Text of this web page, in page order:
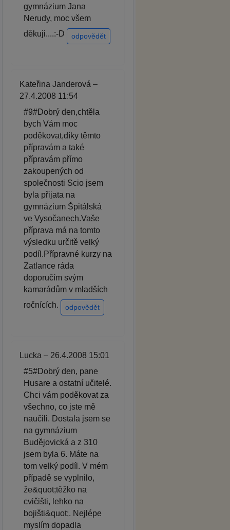
gymnázium Jana
Nerudy, moc všem
děkuji....:-D
odpovědět
Kateřina Janderová –
27.4.2008 11:54
#9#Dobrý den,chtěla
bych Vám moc
poděkovat,díky těmto
přípravám a také
přípravám přímo
zakoupených od
společnosti Scio jsem
byla přijata na
gymnázium Špitálská
ve Vysočanech.Vaše
příprava má na tomto
výsledku určitě velký
podíl.Přípravné kurzy na
Zatlance ráda
doporučím svým
kamarádům v mladších
ročnících.
odpovědět
Lucka – 26.4.2008 15:01
#5#Dobrý den, pane
Husare a ostatní učitelé.
Chci vám poděkovat za
všechno, co jste mě
naučili. Dostala jsem se
na gymnázium
Budějovická a z 310
jsem byla 6. Máte na
tom velký podíl. V mém
případě se vyplnilo,
že&quot;těžko na
cvičišti, lehko na
bojišti&quot;. Nejlépe
myslím dopadla